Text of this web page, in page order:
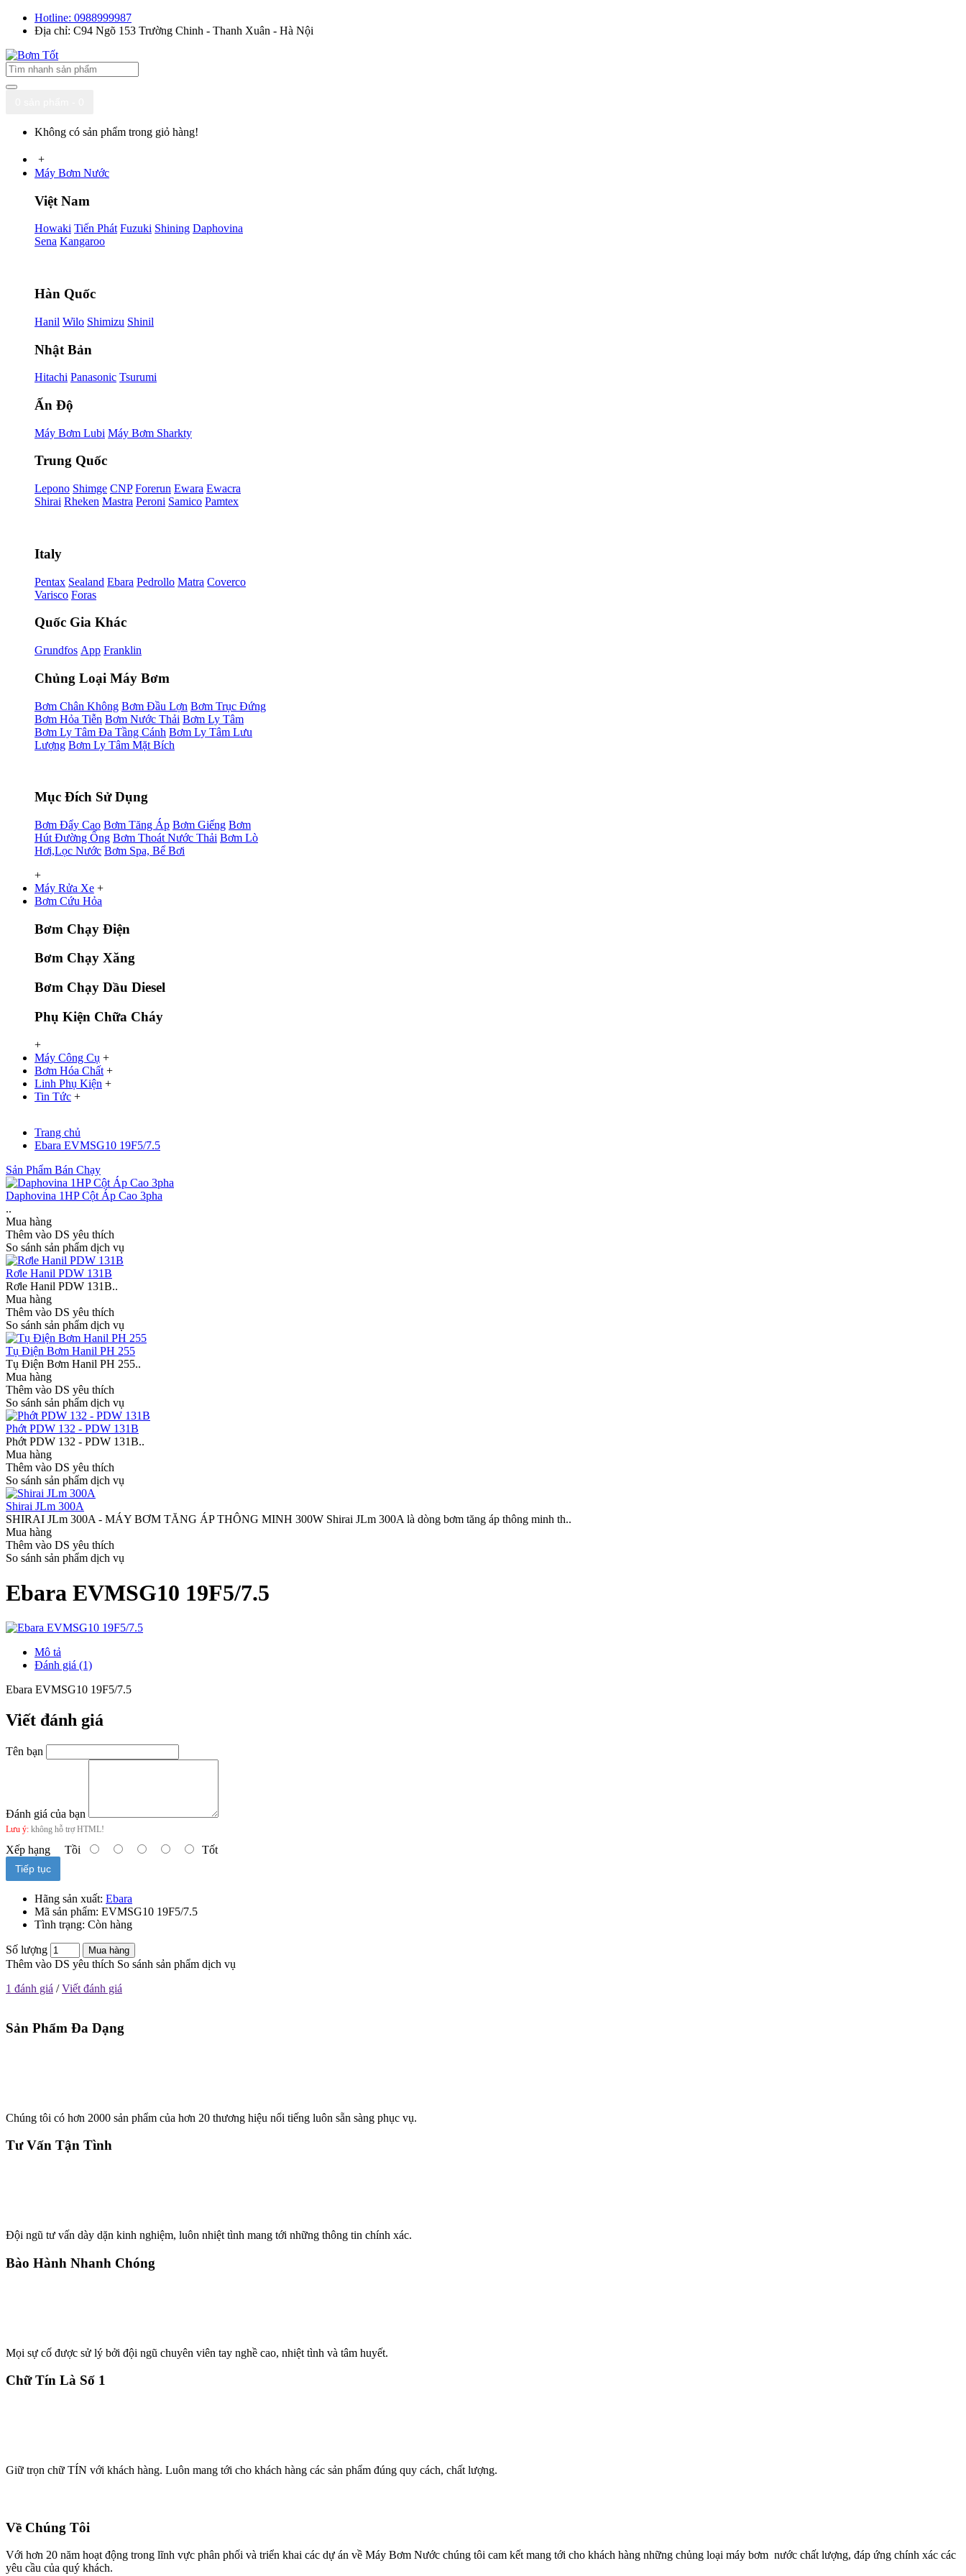
Hotline: 0988999987
Địa chỉ: C94 Ngõ 153 Trường Chinh - Thanh Xuân - Hà Nội
Không có sản phẩm trong giỏ hàng!
+
Máy Bơm Nước
Việt Nam
Howaki Tiến Phát Fuzuki Shining Daphovina
Sena Kangaroo
Hàn Quốc
Hanil Wilo Shimizu Shinil
Nhật Bản
Hitachi Panasonic Tsurumi
Ấn Độ
Máy Bơm Lubi Máy Bơm Sharkty
Trung Quốc
Lepono Shimge CNP Forerun Ewara Ewacra
Shirai Rheken Mastra Peroni Samico Pamtex
Italy
Pentax Sealand Ebara Pedrollo Matra Coverco
Varisco Foras
Quốc Gia Khác
Grundfos App Franklin
Chủng Loại Máy Bơm
Bơm Chân Không Bơm Đầu Lợn Bơm Trục Đứng
Bơm Hỏa Tiễn Bơm Nước Thải Bơm Ly Tâm
Bơm Ly Tâm Đa Tầng Cánh Bơm Ly Tâm Lưu
Lượng Bơm Ly Tâm Mặt Bích
Mục Đích Sử Dụng
Bơm Đẩy Cao Bơm Tăng Áp Bơm Giếng Bơm
Hút Đường Ống Bơm Thoát Nước Thải Bơm Lò
Hơi,Lọc Nước Bơm Spa, Bể Bơi
+
Máy Rửa Xe +
Bơm Cứu Hỏa
Bơm Chạy Điện
Bơm Chạy Xăng
Bơm Chạy Dầu Diesel
Phụ Kiện Chữa Cháy
+
Máy Công Cụ +
Bơm Hóa Chất +
Linh Phụ Kiện +
Tin Tức +
Trang chủ
Ebara EVMSG10 19F5/7.5
Sản Phẩm Bán Chạy
Daphovina 1HP Cột Áp Cao 3pha
..
Mua hàng
Thêm vào DS yêu thích
So sánh sản phẩm dịch vụ
Rơle Hanil PDW 131B
Rơle Hanil PDW 131B..
Mua hàng
Thêm vào DS yêu thích
So sánh sản phẩm dịch vụ
Tụ Điện Bơm Hanil PH 255
Tụ Điện Bơm Hanil PH 255..
Mua hàng
Thêm vào DS yêu thích
So sánh sản phẩm dịch vụ
Phớt PDW 132 - PDW 131B
Phớt PDW 132 - PDW 131B..
Mua hàng
Thêm vào DS yêu thích
So sánh sản phẩm dịch vụ
Shirai JLm 300A
SHIRAI JLm 300A - MÁY BƠM TĂNG ÁP THÔNG MINH 300W Shirai JLm 300A là dòng bơm tăng áp thông minh th..
Mua hàng
Thêm vào DS yêu thích
So sánh sản phẩm dịch vụ
Ebara EVMSG10 19F5/7.5
Mô tả
Đánh giá (1)
Ebara EVMSG10 19F5/7.5
Viết đánh giá
Tên bạn
Đánh giá của bạn
Lưu ý: không hỗ trợ HTML!
Xếp hạng Tồi Tốt
Tiếp tục
Hãng sản xuất: Ebara
Mã sản phẩm: EVMSG10 19F5/7.5
Tình trạng: Còn hàng
Số lượng Mua hàng
Thêm vào DS yêu thích So sánh sản phẩm dịch vụ
1 đánh giá /Viết đánh giá
Sản Phẩm Đa Dạng
Chúng tôi có hơn 2000 sản phẩm của hơn 20 thương hiệu nổi tiếng luôn sẵn sàng phục vụ.
Tư Vấn Tận Tình
Đội ngũ tư vấn dày dặn kinh nghiệm, luôn nhiệt tình mang tới những thông tin chính xác.
Bào Hành Nhanh Chóng
Mọi sự cố được sử lý bởi đội ngũ chuyên viên tay nghề cao, nhiệt tình và tâm huyết.
Chữ Tín Là Số 1
Giữ trọn chữ TÍN với khách hàng. Luôn mang tới cho khách hàng các sản phẩm đúng quy cách, chất lượng.
Về Chúng Tôi
Với hơn 20 năm hoạt động trong lĩnh vực phân phối và triển khai các dự án về Máy Bơm Nước chúng tôi cam kết mang tới cho khách hàng những chủng loại máy bơm nước chất lượng, đáp ứng chính xác các
yêu cầu của quý khách.